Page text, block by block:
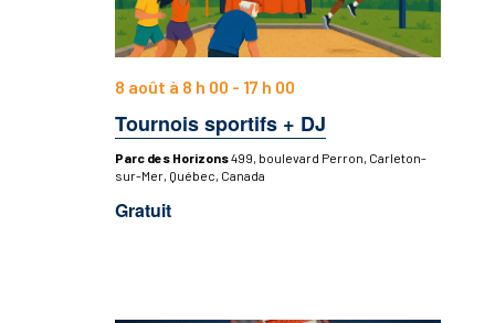
Tournois sportifs + DJ
8 août à 8 h 00 - 17 h 00
Parc des Horizons499, boulevard Perron, Carleton-
sur-Mer, Québec, Canada
Gratuit